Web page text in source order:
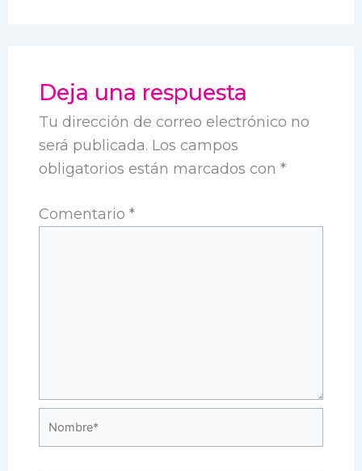
Deja una respuesta
Tu dirección de correo electrónico no
será publicada. Los campos
obligatorios están marcados con*
Comentario*
Nombre*